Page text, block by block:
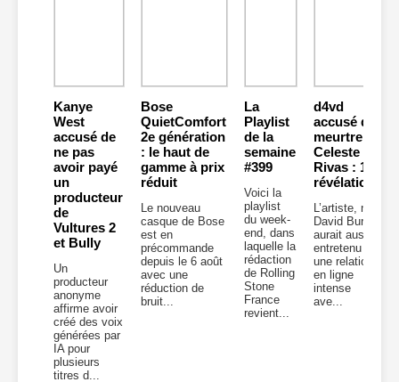
Kanye
West
accusé de
ne pas
avoir payé
un
producteur
de
Vultures 2
et Bully
Un
producteur
anonyme
affirme avoir
créé des voix
générées par
IA pour
plusieurs
titres d...
Bose
QuietComfort
2e génération
: le haut de
gamme à prix
réduit
Le nouveau
casque de Bose
est en
précommande
depuis le 6 août
avec une
réduction de
bruit...
La
Playlist
de la
semaine
#399
Voici la
playlist
du week-
end, dans
laquelle la
rédaction
de Rolling
Stone
France
revient...
d4vd
accusé du
meurtre de
Celeste
Rivas : 10
révélations
L’artiste, né
David Burke,
aurait aussi
entretenu
une relation
en ligne
intense
ave...